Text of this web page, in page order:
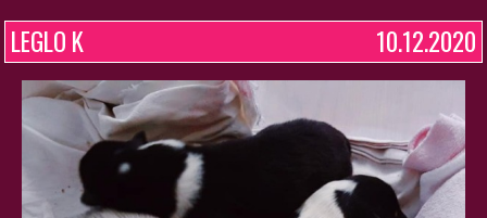
LEGLO K 10.12.2020